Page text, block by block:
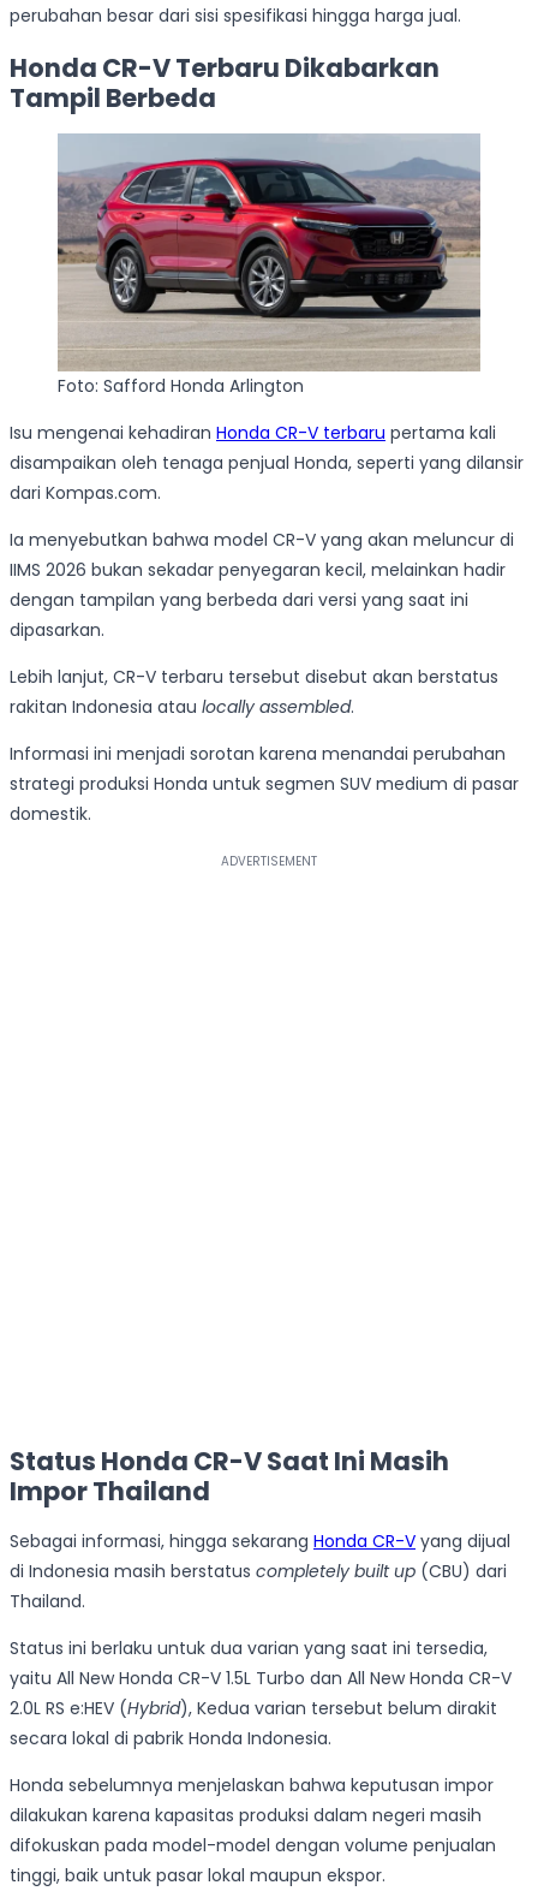
perubahan besar dari sisi spesifikasi hingga harga jual.
Honda CR-V Terbaru Dikabarkan
Tampil Berbeda
Foto: Safford Honda Arlington
Isu mengenai kehadiran Honda CR-V terbaru pertama kali
disampaikan oleh tenaga penjual Honda, seperti yang dilansir
dari Kompas.com.
Ia menyebutkan bahwa model CR-V yang akan meluncur di
IIMS 2026 bukan sekadar penyegaran kecil, melainkan hadir
dengan tampilan yang berbeda dari versi yang saat ini
dipasarkan.
Lebih lanjut, CR-V terbaru tersebut disebut akan berstatus
rakitan Indonesia atau locally assembled.
Informasi ini menjadi sorotan karena menandai perubahan
strategi produksi Honda untuk segmen SUV medium di pasar
domestik.
Status Honda CR-V Saat Ini Masih
Impor Thailand
Sebagai informasi, hingga sekarang Honda CR-V yang dijual
di Indonesia masih berstatus completely built up (CBU) dari
Thailand.
Status ini berlaku untuk dua varian yang saat ini tersedia,
yaitu All New Honda CR-V 1.5L Turbo dan All New Honda CR-V
2.0L RS e:HEV (Hybrid), Kedua varian tersebut belum dirakit
secara lokal di pabrik Honda Indonesia.
Honda sebelumnya menjelaskan bahwa keputusan impor
dilakukan karena kapasitas produksi dalam negeri masih
difokuskan pada model-model dengan volume penjualan
tinggi, baik untuk pasar lokal maupun ekspor.